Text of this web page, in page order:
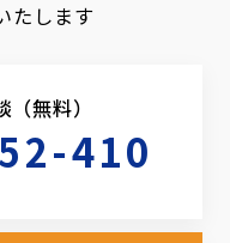
たします
無料）
410